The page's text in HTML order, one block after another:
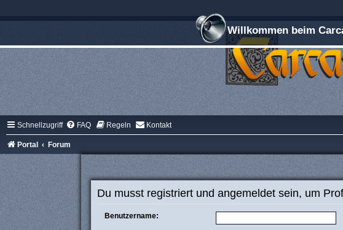
Willkommen beim
Schnellzugriff FAQ Regeln Kontakt
Portal Forum
Du musst registriert und angemeldet sein, um
Benutzername: